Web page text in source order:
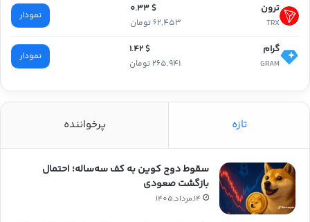
ترون
TRX
$ 0.33
62,453 تومان
نمودار
گرام
GRAM
$ 1.42
265,941 تومان
نمودار
تازه پرخواننده
سقوط دوج کوین به کف سه‌ساله؛ احتمال
بازگشت صعودی
14,مرداد,1405